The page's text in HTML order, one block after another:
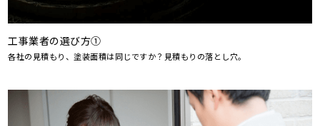
工事業者の選び方①
各社の見積もり、塗装面積は同じですか？見積もりの落とし穴。